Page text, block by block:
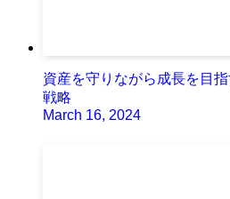
資産を守りながら成長を目
戦略
March 16, 2024